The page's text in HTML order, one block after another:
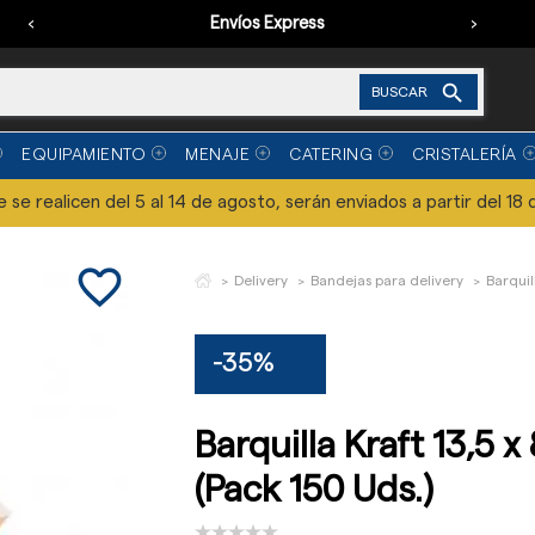
Envíos Express
‹ ›
BUSCAR 
EQUIPAMIENTO MENAJE CATERING CRISTALERÍA
se realicen del 5 al 14 de agosto, serán enviados a partir del
favorite_border Delivery Bandejas para delivery
-35%
Barquilla Kraft 13,5 x
(Pack 150 Uds.)